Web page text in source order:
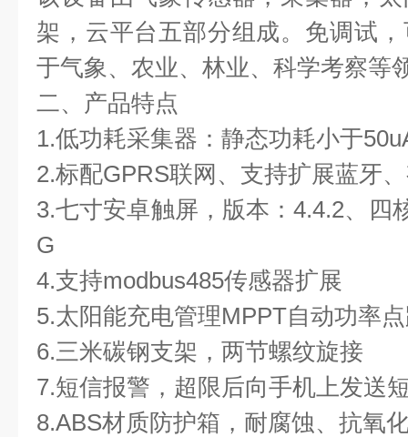
架，云平台五部分组成。免调试
于气象、农业、林业、科学考察等
二、产品特点
1.低功耗采集器：静态功耗小于
2.标配GPRS联网、支持扩展蓝牙
3.七寸安卓触屏，版本：4.4.2、
G
4.支持modbus485传感器扩展
5.太阳能充电管理MPPT自动功率
6.三米碳钢支架，两节螺纹旋接
7.短信报警，超限后向手机上发送
8.ABS材质防护箱，耐腐蚀、抗氧